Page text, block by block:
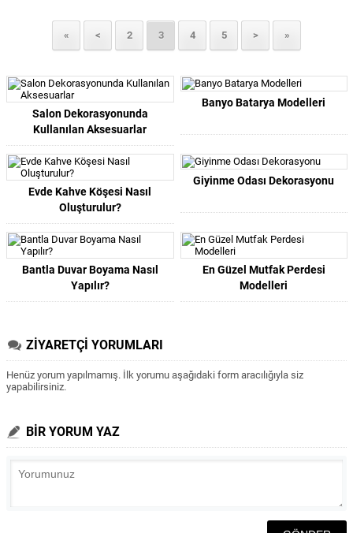
« < 2 3 4 5 > »
Salon Dekorasyonunda
Kullanılan Aksesuarlar
Banyo Batarya Modelleri
Evde Kahve Köşesi Nasıl
Oluşturulur?
Giyinme Odası Dekorasyonu
Bantla Duvar Boyama Nasıl
Yapılır?
En Güzel Mutfak Perdesi
Modelleri
ZİYARETÇİ YORUMLARI
Henüz yorum yapılmamış. İlk yorumu aşağıdaki form aracılığıyla siz
yapabilirsiniz.
BİR YORUM YAZ